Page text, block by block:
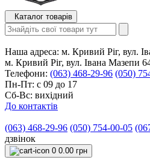
Каталог товарів
Наша адреса: м. Кривий Ріг, вул.
м. Кривий Ріг, вул. Івана Мазепи
Телефони: (063) 468-29-96 (050)
Пн-Пт: с 09 до 17
Сб-Вс: вихідний
До контактів
(063) 468-29-96 (050) 754-00-05
дзвінок
0 0.00 грн